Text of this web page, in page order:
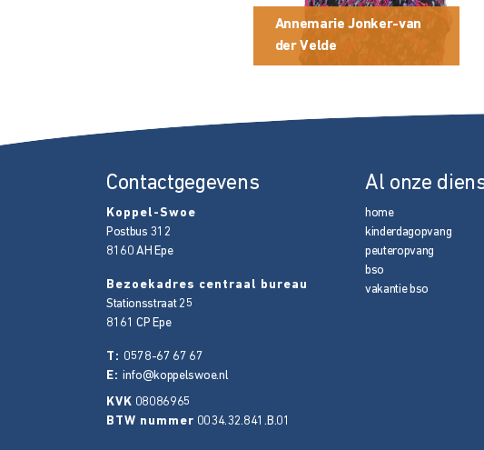
Annemarie Jonker-van
der Velde
Contactgegevens
Koppel-Swoe
Postbus 312
8160 AH Epe
Bezoekadres centraal bureau
Stationsstraat 25
8161 CPEpe
T: 0578-67 67 67
E: info@koppelswoe.nl
KVK 08086965
BTW nummer 0034.32.841.B.01
Al onze
home
kinderdagopvang
peuteropvang
bso
vakantie bso